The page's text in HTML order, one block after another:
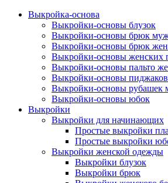
Выкройка-основа
Выкройки-основы блузок
Выкройки-основы брюк
Выкройки-основы брюк
Выкройки-основы женских
Выкройки-основы пальто
Выкройки-основы
Выкройки-основы рубашек
Выкройки-основы юбок
Выкройки
Выкройки для начинающих
Простые выкройки
Простые выкройки
Выкройки женской одежды
Выкройки блузок
Выкройки брюк